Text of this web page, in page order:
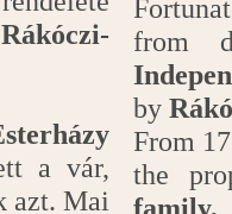
Rákóczi-
a vár,
azt. Mai
from
by
From
the